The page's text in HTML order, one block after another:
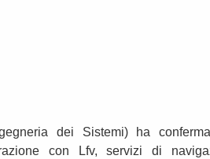
dei Sistemi) ha
con Lfv, servizi di